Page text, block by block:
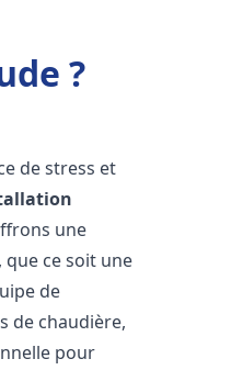
?
de stress et
une
ce soit une
de
de chaudière,
pour